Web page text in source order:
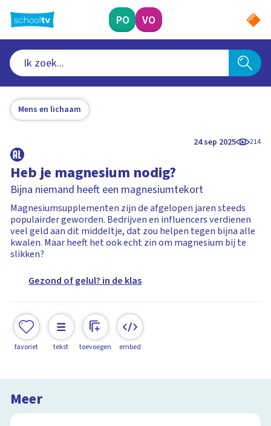
naar
hoofdinhoud
PO VO
Mens en lichaam
24 sep 2025 214
Heb je magnesium nodig?
Bijna niemand heeft een magnesiumtekort
Magnesiumsupplementen zijn de afgelopen jaren steeds
populairder geworden. Bedrijven en influencers verdienen
veel geld aan dit middeltje, dat zou helpen tegen bijna alle
kwalen. Maar heeft het ook echt zin om magnesium bij te
slikken?
Gezond of gelul? in de klas
favoriet tekst toevoegen embed
Meer